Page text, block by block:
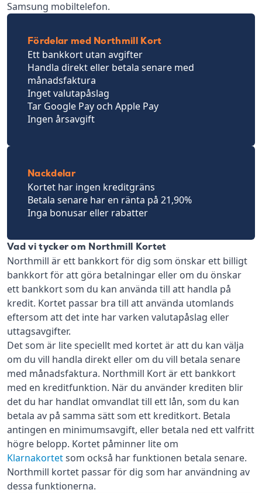
Samsung mobiltelefon.
Fördelar med Northmill Kort
Ett bankkort utan avgifter
Handla direkt eller betala senare med
månadsfaktura
Inget valutapåslag
Tar Google Pay och Apple Pay
Ingen årsavgift
Nackdelar
Kortet har ingen kreditgräns
Betala senare har en ränta på 21,90%
Inga bonusar eller rabatter
Vad vi tycker om Northmill Kortet
Northmill är ett bankkort för dig som önskar ett billigt
bankkort för att göra betalningar eller om du önskar
ett bankkort som du kan använda till att handla på
kredit. Kortet passar bra till att använda utomlands
eftersom att det inte har varken valutapåslag eller
uttagsavgifter.
Det som är lite speciellt med kortet är att du kan välja
om du vill handla direkt eller om du vill betala senare
med månadsfaktura. Northmill Kort är ett bankkort
med en kreditfunktion. När du använder krediten blir
det du har handlat omvandlat till ett lån, som du kan
betala av på samma sätt som ett kreditkort. Betala
antingen en minimumsavgift, eller betala ned ett valfritt
högre belopp. Kortet påminner lite om
Klarnakortetsom också har funktionen betala senare.
Northmill kortet passar för dig som har användning av
dessa funktionerna.